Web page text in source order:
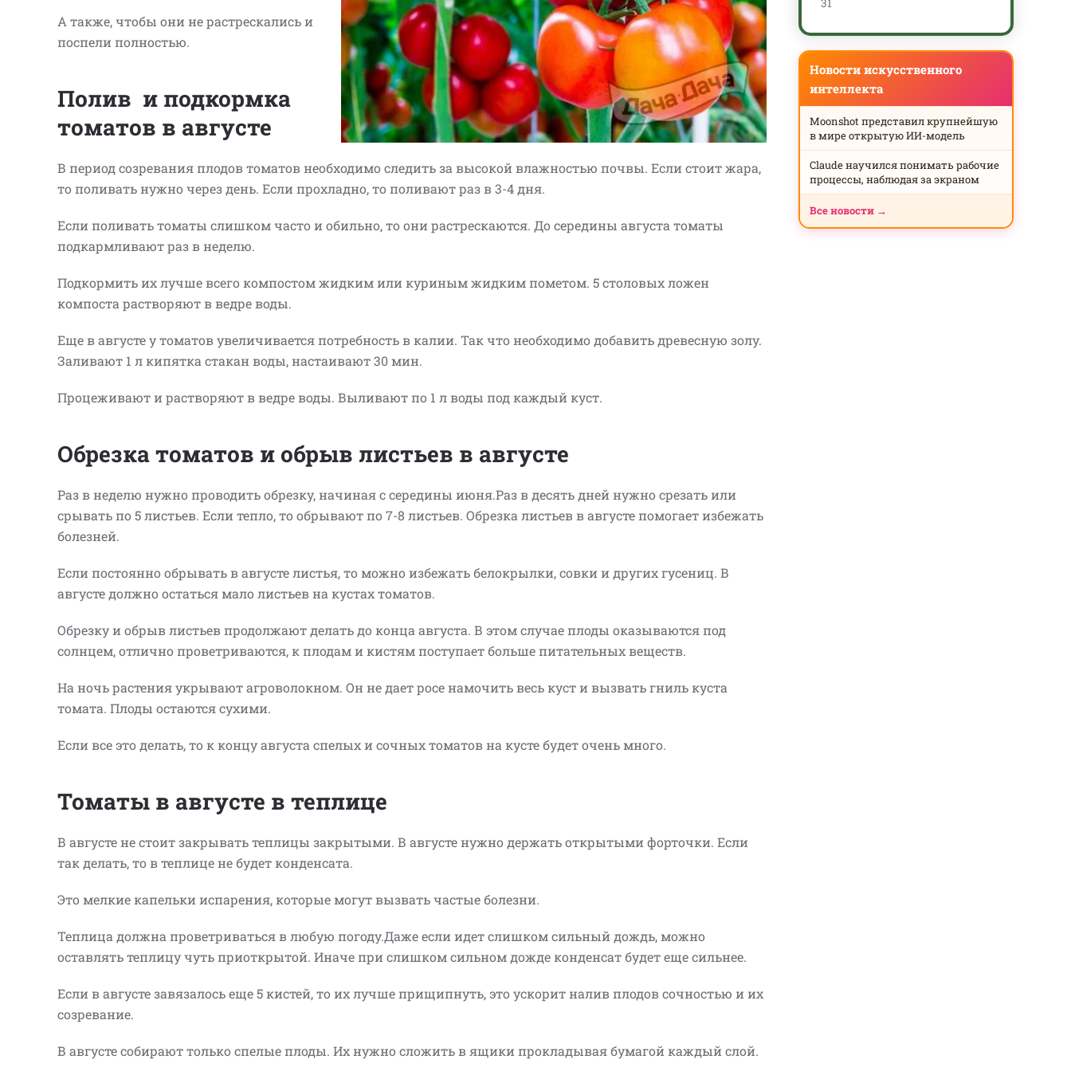
А также, чтобы они не растрескались и
поспели полностью.
Полив и подкормка
томатов в августе
В период созревания плодов томатов необходимо следить за высокой влажностью почвы. Если стоит жара,
то поливать нужно через день. Если прохладно, то поливают раз в 3-4 дня.
Если поливать томаты слишком часто и обильно, то они растрескаются. До середины августа томаты
подкармливают раз в неделю.
Подкормить их лучше всего компостом жидким или куриным жидким пометом. 5 столовых ложен
компоста растворяют в ведре воды.
Еще в августе у томатов увеличивается потребность в калии. Так что необходимо добавить древесную золу.
Заливают 1 л кипятка стакан воды, настаивают 30 мин.
Процеживают и растворяют в ведре воды. Выливают по 1 л воды под каждый куст.
Обрезка томатов и обрыв листьев в августе
Раз в неделю нужно проводить обрезку, начиная с середины июня.Раз в десять дней нужно срезать или
срывать по 5 листьев. Если тепло, то обрывают по 7-8 листьев. Обрезка листьев в августе помогает избежать
болезней.
Если постоянно обрывать в августе листья, то можно избежать белокрылки, совки и других гусениц. В
августе должно остаться мало листьев на кустах томатов.
Обрезку и обрыв листьев продолжают делать до конца августа. В этом случае плоды оказываются под
солнцем, отлично проветриваются, к плодам и кистям поступает больше питательных веществ.
На ночь растения укрывают агроволокном. Он не дает росе намочить весь куст и вызвать гниль куста
томата. Плоды остаются сухими.
Если все это делать, то к концу августа спелых и сочных томатов на кусте будет очень много.
Томаты в августе в теплице
В августе не стоит закрывать теплицы закрытыми. В августе нужно держать открытыми форточки. Если
так делать, то в теплице не будет конденсата.
Это мелкие капельки испарения, которые могут вызвать частые болезни.
Теплица должна проветриваться в любую погоду.Даже если идет слишком сильный дождь, можно
оставлять теплицу чуть приоткрытой. Иначе при слишком сильном дожде конденсат будет еще сильнее.
Если в августе завязалось еще 5 кистей, то их лучше прищипнуть, это ускорит налив плодов сочностью и их
созревание.
В августе собирают только спелые плоды. Их нужно сложить в ящики прокладывая бумагой каждый слой.
Новости искусственного
интеллекта
Moonshot представил крупнейшую
в мире открытую ИИ-модель
Claude научился понимать рабочие
процессы, наблюдая за экраном
Все новости →